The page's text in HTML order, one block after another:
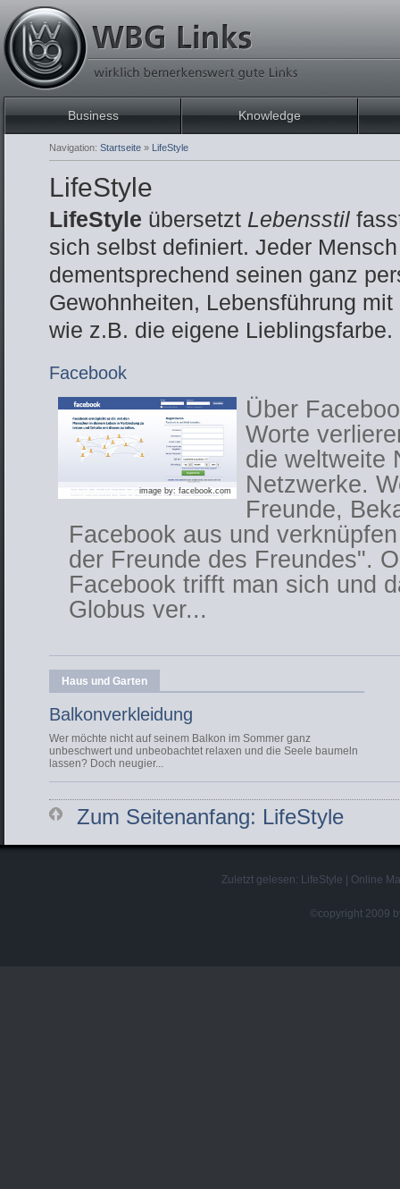
LifeStyle
LifeStyle übersetzt Lebensstil
sich selbst definiert. Jeder
dementsprechend seinen ganz
Gewohnheiten, Lebensführung
wie z.B. die eigene Lieblingsfarbe.
Facebook
image by: facebook.com
Über
Worte
die weltweite
Netzwerke.
Freunde,
Facebook aus und
der Freunde des Freundes".
Facebook trifft man sich und
Globus ver...
Haus und Garten
Balkonverkleidung
Wer möchte nicht auf seinem Balkon im Sommer ganz
unbeschwert und unbeobachtet relaxen und die Seele baumeln
lassen? Doch neugier...
Zum Seitenanfang: LifeStyle
Business Knowledge
Navigation: Startseite » LifeStyle
Zuletzt gelesen: LifeStyle Online
©copyright 2009